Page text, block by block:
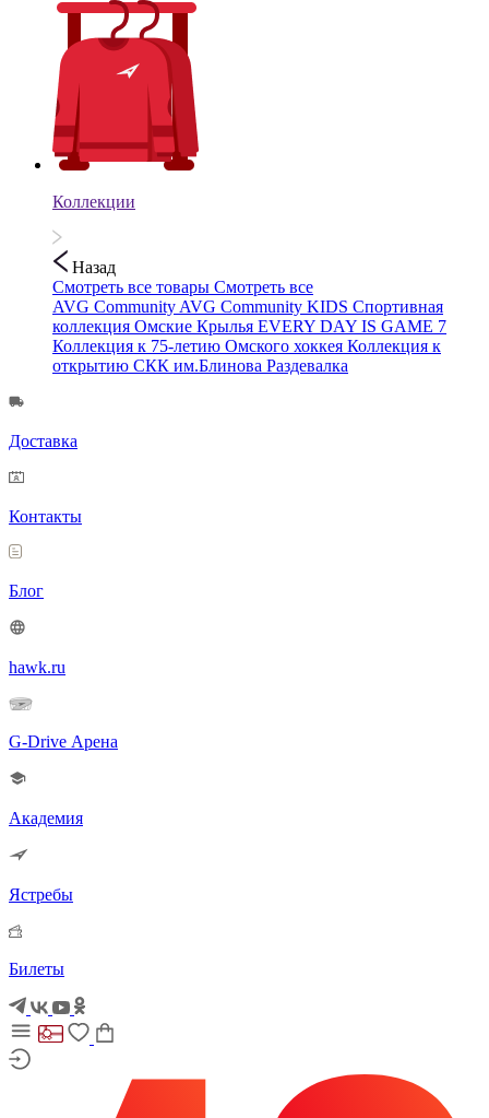
Коллекции
Назад
Смотреть все товары Смотреть все
AVG Community AVG Community KIDS Спортивная
коллекция Омские Крылья EVERY DAY IS GAME 7
Коллекция к 75-летию Омского хоккея Коллекция к
открытию СКК им.Блинова Раздевалка
Доставка
Контакты
Блог
hawk.ru
G-Drive Арена
Академия
Ястребы
Билеты